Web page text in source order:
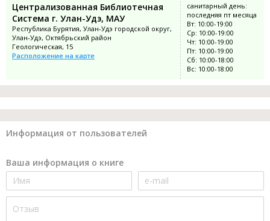
Централизованная Библиотечная
Система г. Улан-Удэ, МАУ
Республика Бурятия, Улан-Удэ городской округ,
Улан-Удэ, Октябрьский район
Геологическая, 15
Расположение на карте
санитарный день:
последняя пт месяца
Вт: 10:00-19:00
Ср: 10:00-19:00
Чт: 10:00-19:00
Пт: 10:00-19:00
Сб: 10:00-18:00
Вс: 10:00-18:00
Информация от пользователей
Ваша информация о книге